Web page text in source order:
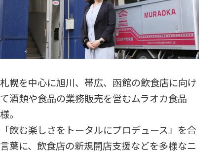
札幌を中心に旭川、帯広、函館の飲食店に向け
て酒類や食品の業務販売を営むムラオカ食品
様。
「飲む楽しさをトータルにプロデュース」を合
言葉に、飲食店の新規開店支援などを多様なニ